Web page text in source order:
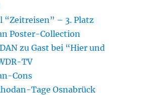
“Zeitreisen” – 3. Platz
Poster-Collection
zu Gast bei “Hier und
TV
Cons
Tage Osnabrück